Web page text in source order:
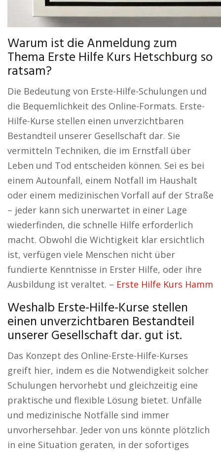
Warum ist die Anmeldung zum
Thema Erste Hilfe Kurs Hetschburg so
ratsam?
Die Bedeutung von Erste-Hilfe-Schulungen und
die Bequemlichkeit des Online-Formats. Erste-
Hilfe-Kurse stellen einen unverzichtbaren
Bestandteil unserer Gesellschaft dar. Sie
vermitteln Techniken, die im Ernstfall über
Leben und Tod entscheiden können. Sei es bei
einem Autounfall, einem Notfall im Haushalt
oder einem medizinischen Vorfall auf der Straße
– jeder kann sich unerwartet in einer Lage
wiederfinden, die schnelle Hilfe erforderlich
macht. Obwohl die Wichtigkeit klar ersichtlich
ist, verfügen viele Menschen nicht über
fundierte Kenntnisse in Erster Hilfe, oder ihre
Ausbildung ist veraltet. – Erste Hilfe Kurs Hamm
Weshalb Erste-Hilfe-Kurse stellen
einen unverzichtbaren Bestandteil
unserer Gesellschaft dar. gut ist.
Das Konzept des Online-Erste-Hilfe-Kurses
greift hier, indem es die Notwendigkeit solcher
Schulungen hervorhebt und gleichzeitig eine
praktische und flexible Lösung bietet. Unfälle
und medizinische Notfälle sind immer
unvorhersehbar. Jeder von uns könnte plötzlich
in eine Situation geraten, in der sofortiges